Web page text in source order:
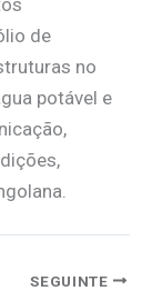
de
no
potável e
SEGUINTE